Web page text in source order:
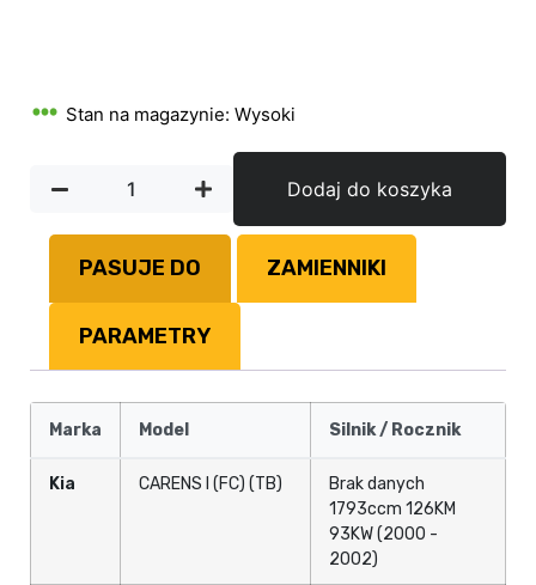
Stan na magazynie: Wysoki
Dodaj do koszyka
PASUJE DO ZAMIENNIKI
PARAMETRY
Marka Model Silnik / Rocznik
Kia CARENS I (FC) (TB)
Brak danych
1793ccm 126KM
93KW (2000 -
2002)